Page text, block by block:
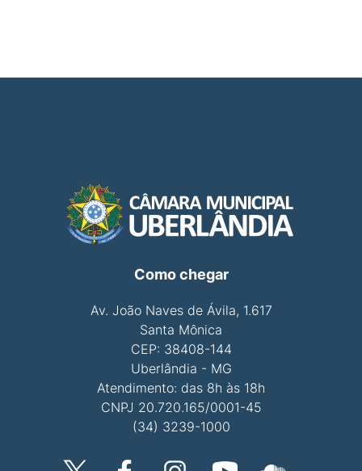
Como chegar
Av. João Naves de Ávila, 1.617
Santa Mônica
CEP: 38408-144
Uberlândia - MG
Atendimento: das 8h às 18h
CNPJ 20.720.165/0001-45
(34) 3239-1000